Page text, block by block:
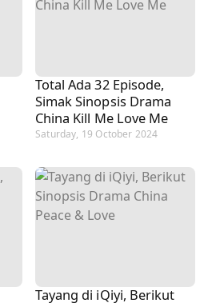
Total Ada 32 Episode,
Simak Sinopsis Drama
China Kill Me Love Me
Saturday, 19 October 2024
Tayang di iQiyi, Berikut